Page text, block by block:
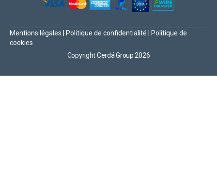
Copyright Cerdá Group 2026
Mentions légales Politique de confidentialité
Politique de
cookies